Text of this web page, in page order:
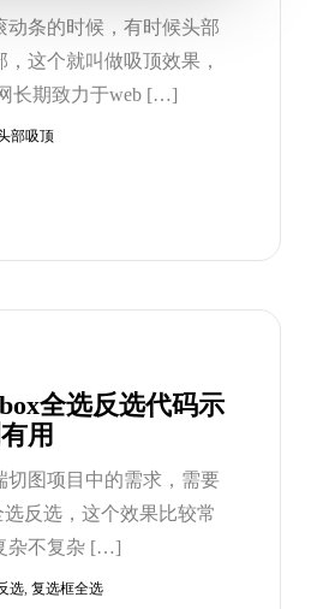
动条的时候，有时候头部
这个就叫做吸顶效果，
长期致力于web […]
部吸顶
全选反选代码示
用
切图项目中的需求，需要
选反选，这个效果比较常
见，这个效果说复杂不复杂 […]
选, 复选框全选